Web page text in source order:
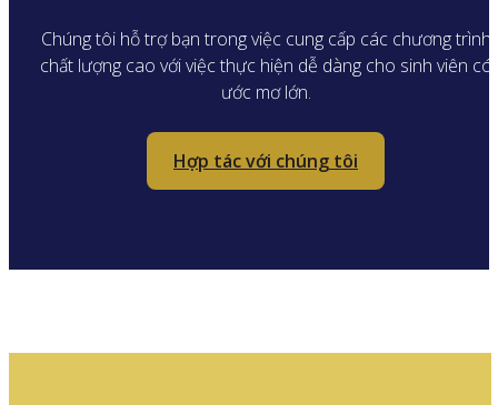
Chúng tôi hỗ trợ bạn trong việc cung cấp các chương trình
chất lượng cao với việc thực hiện dễ dàng cho sinh viên có
ước mơ lớn.
Hợp tác với chúng tôi